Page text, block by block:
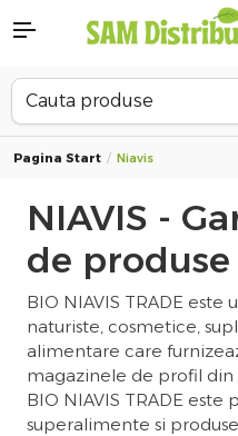
Pagina Start Niavis
NIAVIS -
de produse
BIO NIAVIS TRADE este
naturiste, cosmetice,
alimentare care
magazinele de profil din
BIO NIAVIS TRADE
superalimente si